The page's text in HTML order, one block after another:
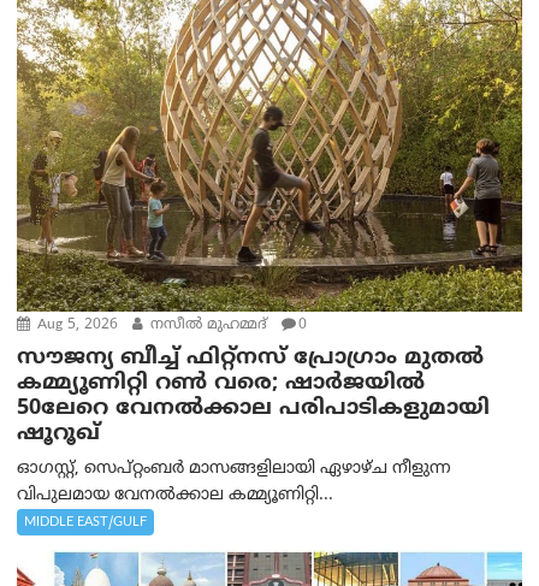
Aug 5, 2026 നസീല്‍ മുഹമ്മദ് 0
സൗജന്യ ബീച്ച് ഫിറ്റ്നസ് പ്രോ​ഗ്രാം മുതൽ
കമ്മ്യൂണിറ്റി റൺ വരെ; ഷാർജയിൽ
50ലേറെ വേനൽക്കാല പരിപാടികളുമായി
ഷൂറൂഖ്
ഓഗസ്റ്റ്, സെപ്റ്റംബർ മാസങ്ങളിലായി ഏഴാഴ്ച നീളുന്ന
വിപുലമായ വേനൽക്കാല കമ്മ്യൂണിറ്റി...
MIDDLE EAST/GULF